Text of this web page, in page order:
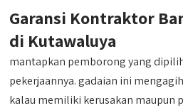
Garansi Kontraktor
di Kutawaluya
mantapkan pemborong yang
pekerjaannya. gadaian ini
kalau memiliki kerusakan maupun